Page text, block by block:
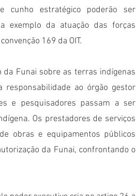
cunho estratégico poderão ser
exemplo da atuação das forças
169 da OIT.
da Funai sobre as terras indígenas
responsabilidade ao órgão gestor
e pesquisadores passam a ser
Os prestadores de serviços
obras e equipamentos públicos
da Funai, confrontando o